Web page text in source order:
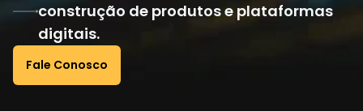
construção de produtos e plataformas
digitais.
Fale Conosco